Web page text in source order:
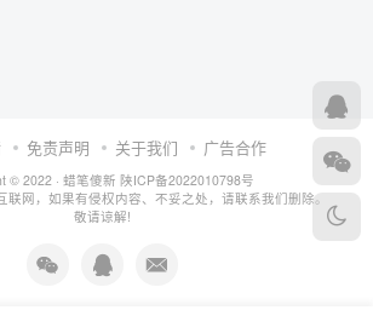
免责声明 关于我们 广告合作
© 2022 · 蜡笔傻新 陕ICP备2022010798号
联网，如果有侵权内容、不妥之处，请联系我们删除。
敬请谅解!